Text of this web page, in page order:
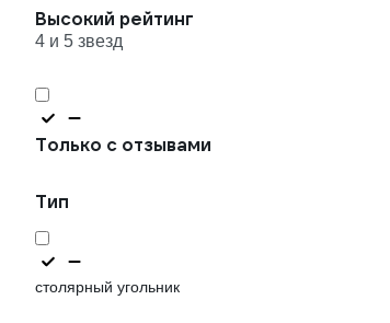
Высокий рейтинг
4 и 5 звезд
Только с отзывами
Тип
столярный угольник